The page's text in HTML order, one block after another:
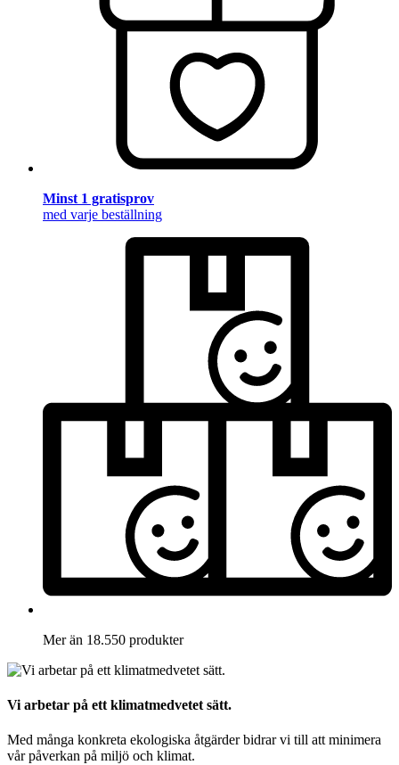
Minst 1 gratisprov
med varje beställning
Mer än 18.550 produkter
Vi arbetar på ett klimatmedvetet sätt.
Med många konkreta ekologiska åtgärder bidrar vi till att minimera
vår påverkan på miljö och klimat.